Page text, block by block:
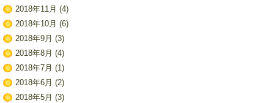
2018年11月 (4)
2018年10月 (6)
2018年9月 (3)
2018年8月 (4)
2018年7月 (1)
2018年6月 (2)
2018年5月 (3)